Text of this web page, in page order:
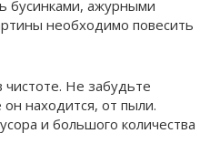
бусинками, ажурными
необходимо повесить
Не забудьте
он находится, от пыли.
и большого количества